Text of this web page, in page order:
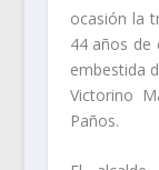
ocasión la
44 años de
embestida
Victorino
Paños.